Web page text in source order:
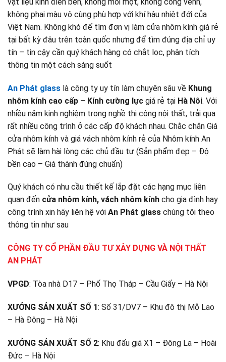
không phai màu vô cùng phù hợp với khí hậu nhiệt đới của
Việt Nam. Không khó để tìm đơn vị làm cửa nhôm kính giá rẻ
tại bất kỳ đâu trên toàn quốc nhưng để tìm đúng địa chỉ uy
tín – tin cậy cần quý khách hàng có chắt lọc, phân tích
thông tin một cách sáng suốt
An Phát glass là công ty uy tín làm chuyên sâu về Khung
nhôm kính cao cấp – Kính cường lực giá rẻ tại Hà Nôi. Với
nhiều năm kinh nghiệm trong nghề thi công nội thất, trải qua
rất nhiều công trình ở các cấp độ khách nhau. Chắc chắn Giá
cửa nhôm kính và giá vách nhôm kính rẻ của Nhôm kính An
Phát sẽ làm hài lòng các chủ đầu tư (Sản phẩm đẹp – Độ
bền cao – Giá thành đúng chuẩn)
Quý khách có nhu cầu thiết kế lắp đặt các hạng mục liên
quan đến cửa nhôm kính, vách nhôm kính cho gia đình hay
công trình xin hãy liên hệ với An Phát glass chúng tôi theo
thông tin như sau
CÔNG TY CỔ PHẦN ĐẦU TƯ XÂY DỰNG VÀ NỘI THẤT
AN PHÁT
VPGD: Tòa nhà D17 – Phố Thọ Tháp – Cầu Giấy – Hà Nội
XƯỞNG SẢN XUẤT SỐ 1: Số 31/DV7 – Khu đô thị Mỗ Lao
– Hà Đông – Hà Nội
XƯỞNG SẢN XUẤT SỐ 2: Khu đấu giá X1 – Đông La – Hoài
Đức – Hà Nội